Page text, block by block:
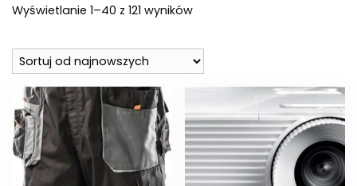
Wyświetlanie 1–40 z 121 wynikówPosortowane
najnowszych